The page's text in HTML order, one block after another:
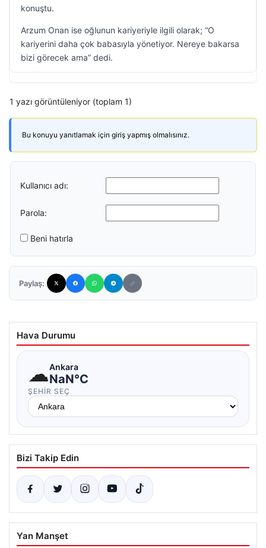
konuştu.
Arzum Onan ise oğlunun kariyeriyle ilgili olarak; “O
kariyerini daha çok babasıyla yönetiyor. Nereye bakarsa
bizi görecek ama” dedi.
1 yazı görüntüleniyor (toplam 1)
Bu konuyu yanıtlamak için giriş yapmış olmalısınız.
Kullanıcı adı:
Parola:
Beni hatırla
Paylaş:
Hava Durumu
☁Ankara
NaN°C
ŞEHIR SEÇ
Bizi Takip Edin
Yan Manşet